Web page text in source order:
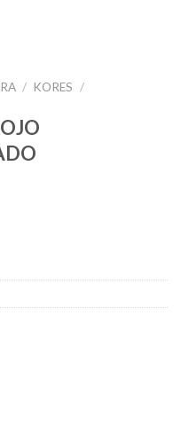
/ KORES
/